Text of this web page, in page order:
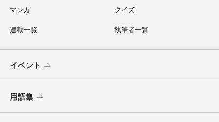
マンガ クイズ
連載一覧 執筆者一覧
イベント
用語集